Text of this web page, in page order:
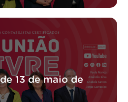
13 de maio de